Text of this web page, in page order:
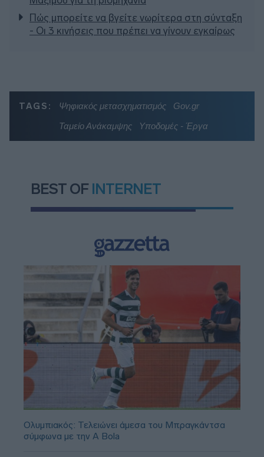
Πώς μπορείτε να βγείτε νωρίτερα στη σύνταξη
- Οι 3 κινήσεις που πρέπει να γίνουν εγκαίρως
TAGS: Ψηφιακός μετασχηματισμός
Gov.gr
Ταμείο Ανάκαμψης
Υποδομές - Έργα
BEST OF INTERNET
Ολυμπιακός: Τελειώνει άμεσα του Μπραγκάντσα
σύμφωνα με την A Bola